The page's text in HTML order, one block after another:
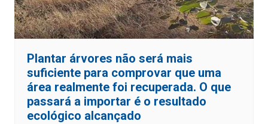
Plantar árvores não será mais
suficiente para comprovar que uma
área realmente foi recuperada. O que
passará a importar é o resultado
ecológico alcançado